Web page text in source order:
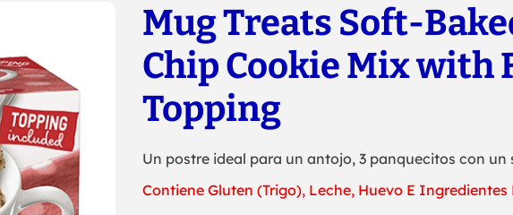
Mug Treats Soft-
Chip Cookie Mix with
Topping
Un postre ideal para un antojo, 3 panquecitos con
Contiene Gluten (Trigo), Leche, Huevo E Ingredientes